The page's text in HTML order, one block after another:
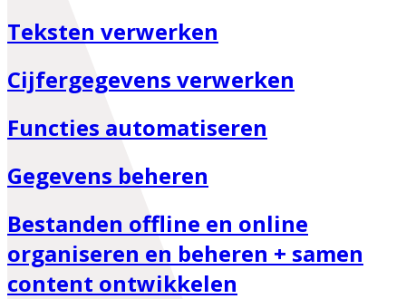
Teksten verwerken
Cijfergegevens verwerken
Functies automatiseren
Gegevens beheren
Bestanden offline en online
organiseren en beheren + samen
content ontwikkelen